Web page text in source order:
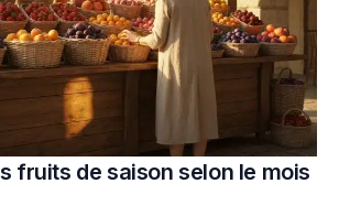
fruits de saison selon le mois